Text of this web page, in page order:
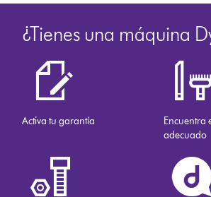
¿Tienes una máquina
Activa tu garantía
Encuentra
adecuado